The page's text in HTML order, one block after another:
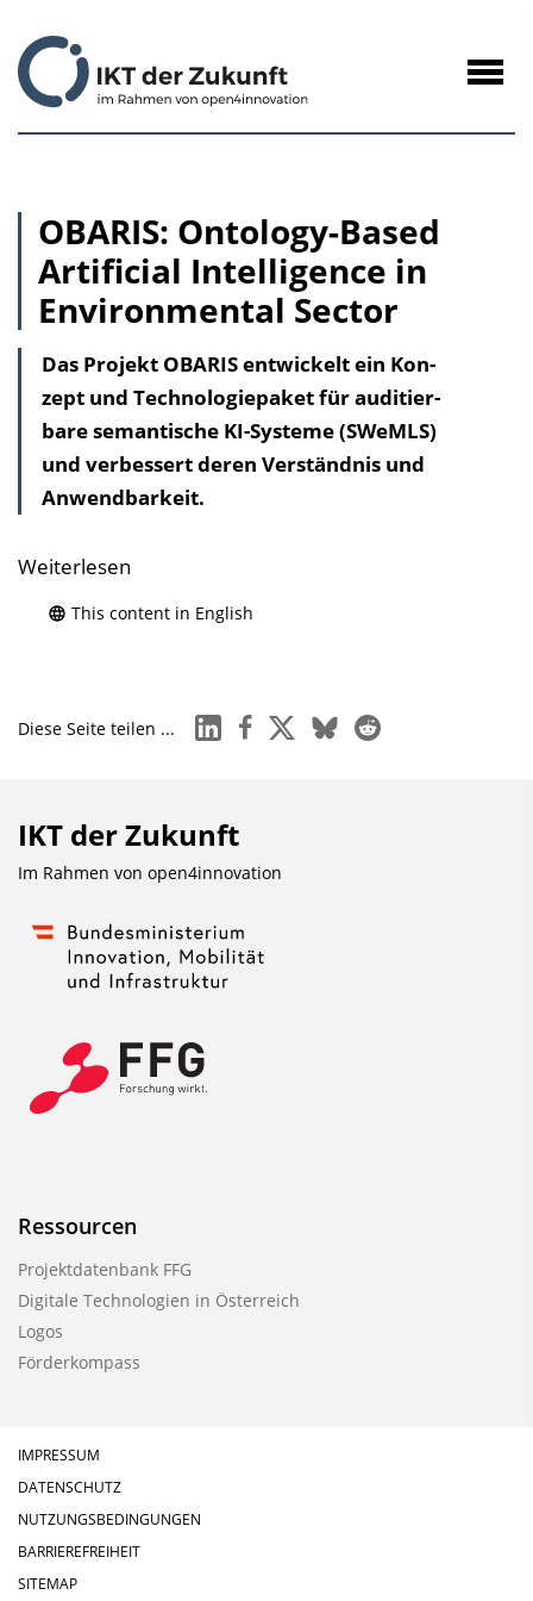
Inhalt
OBARIS: Ontology-Based
Artificial Intelligence in
Environmental Sector
Das Projekt OBARIS entwickelt ein Kon­
zept und Technologiepaket für audi­tier­
bare semantische KI-Systeme (SWeMLS)
und verbessert deren Verständnis und
Anwend­barkeit.
Weiterlesen
This content in English
Diese Seite teilen ... linkedinfacebook
x blueskyreddit
IKT der Zukunft
Im Rahmen von open4innovation
Ressourcen
Projektdatenbank FFG
Digitale Technologien in Österreich
Logos
Förderkompass
IMPRESSUM
DATENSCHUTZ
NUTZUNGSBEDINGUNGEN
BARRIEREFREIHEIT
SITEMAP